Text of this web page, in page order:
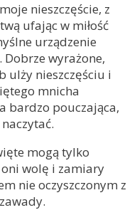
nieszczęście, z
ufając w miłość
urządzenie
wyrażone,
ulży nieszczęściu i
mnicha
bardzo pouczająca,
mogą tylko
wolę i zamiary
nie oczyszczonym z